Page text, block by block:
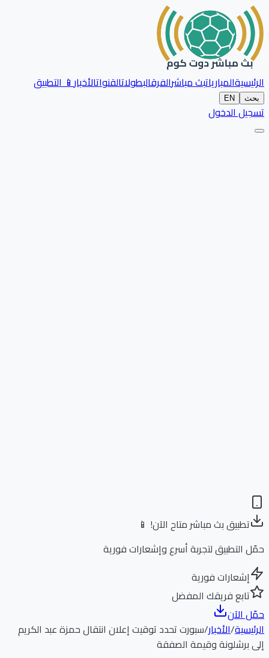
الرئيسيةالمبارياتبث مباشرالفرقالبطولاتالقنواتالأخبار📱 التطبيق
بحث EN
تسجيل الدخول
تطبيق بث مباشر متاح الآن! 📱
حمّل التطبيق لتجربة أسرع وإشعارات فورية
إشعارات فورية
تابع فريقك المفضل
حمّل الآن
الرئيسية/الأخبار/سبورت تحدد توقيت إعلان انتقال حمزة عبد الكريم
إلى برشلونة وقيمة الصفقة